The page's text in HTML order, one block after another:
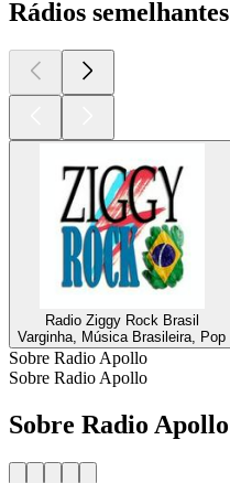
Rádios semelhantes
Radio Ziggy Rock Brasil
Varginha, Música Brasileira, Pop
Sobre Radio Apollo
Sobre Radio Apollo
Sobre Radio Apollo